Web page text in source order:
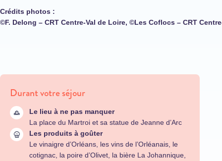
Crédits photos :
©F. Delong – CRT Centre-Val de Loire, ©Les Coflocs – CRT
Durant votre séjour
Le lieu à ne pas manquer
La place du Martroi et sa statue de Jeanne d’Arc
Les produits à goûter
Le vinaigre d’Orléans, les vins de l’Orléanais, le
cotignac, la poire d’Olivet, la bière La Johannique,